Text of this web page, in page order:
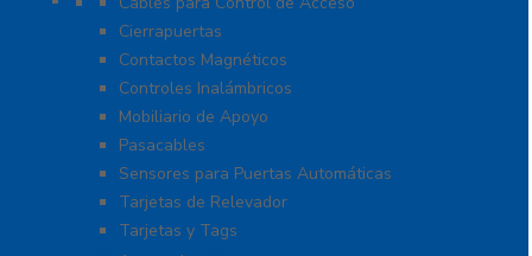
Cierrapuertas
Contactos Magnéticos
Controles Inalámbricos
Mobiliario de Apoyo
Pasacables
Sensores para Puertas Automáticas
Tarjetas de Relevador
Tarjetas y Tags